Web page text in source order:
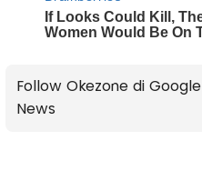
Follow Okezone di Google
News